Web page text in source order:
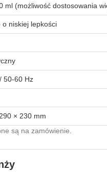
ml (możliwość dostosowania
o niskiej lepkości
50-60 Hz
× 230 mm
są na zamówienie.